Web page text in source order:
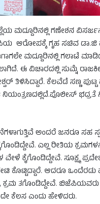
ಮದ್ದೂರಿನಲ್ಲಿ ಗಣೇಶನ
ಆರೋಪಕ್ಕೆ ಗೃಹ ಸಚಿವ ಡಾ.ಜಿ
ಮದ್ದೂರಿನಲ್ಲಿ ಗಲಾಟೆ
ಈ ವಿಚಾರದಲ್ಲಿ ಸುಮ್ನೆ
ತಿಳಿಸಿದ್ದಾರೆ. ಕೆಲವೆಡೆ ಸಣ್ಣ
ನಿಯಂತ್ರಣದಲ್ಲಿದೆ.ಪೊಲೀಸ್
ಅಂದರೆ ಜನರೂ ಸಹ
ಎಲ್ಲ ರೀತಿಯ
ಕೈಗೊಂಡಿದ್ದೇವೆ. ಸೂಕ್ಷ್ಮ
ಕೊಟ್ಟಿದ್ದಾರೆ. ಆದರೂ ಒಂದೆರಡು
ಕ್ರಮ ತಗೊಂಡಿದ್ದೇವೆ.
ಕೆಲಸ ಎಂದು ಹೇಳಿದರು.